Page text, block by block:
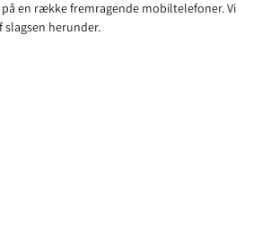
en række fremragende mobiltelefoner. Vi
slagsen herunder.